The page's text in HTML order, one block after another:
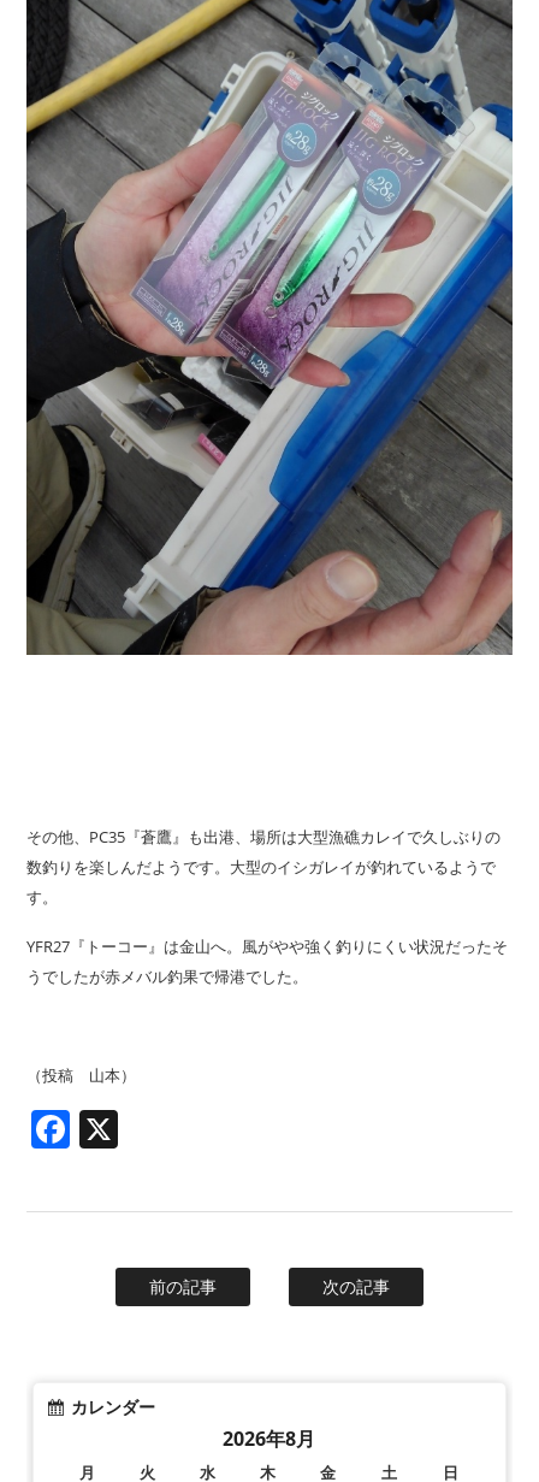
その他、PC35『蒼鷹』も出港、場所は大型漁礁カレイで久しぶりの
数釣りを楽しんだようです。大型のイシガレイが釣れているようで
す。
YFR27『トーコー』は金山へ。風がやや強く釣りにくい状況だったそ
うでしたが赤メバル釣果で帰港でした。
（投稿 山本）
Facebook
前の記事 次の記事
カレンダー
2026年8月
月 火 水 木 金 土 日